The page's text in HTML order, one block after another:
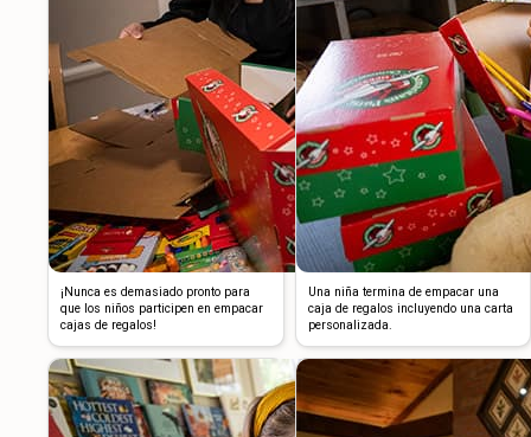
¡Nunca es demasiado pronto para
que los niños participen en empacar
cajas de regalos!
Una niña termina de empacar una
caja de regalos incluyendo una carta
personalizada.